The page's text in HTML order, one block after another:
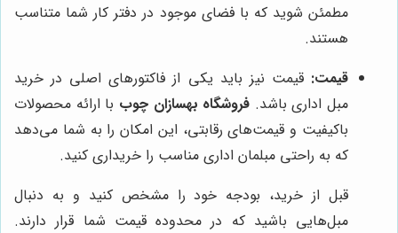
مطمئن شوید که با فضای موجود در دفتر کار شما متناسب
هستند.
قیمت: قیمت نیز باید یکی از فاکتورهای اصلی در خرید
مبل اداری باشد. فروشگاه بهسازان چوب با ارائه محصولات
باکیفیت و قیمت‌های رقابتی، این امکان را به شما می‌دهد
که به راحتی مبلمان اداری مناسب را خریداری کنید.
قبل از خرید، بودجه خود را مشخص کنید و به دنبال
مبل‌هایی باشید که در محدوده قیمت شما قرار دارند.